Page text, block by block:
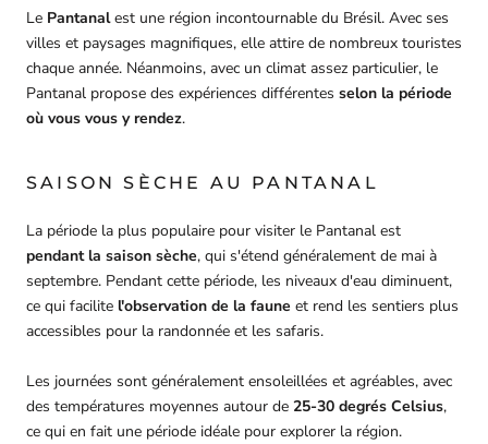
Le Pantanalest une région incontournable du Brésil. Avec ses
villes et paysages magnifiques, elle attire de nombreux touristes
chaque année. Néanmoins, avec un climat assez particulier, le
Pantanal propose des expériences différentes selon la période
où vous vous y rendez.
SAISON SÈCHE AU PANTANAL
La période la plus populaire pour visiter le Pantanal est
pendant la saison sèche, qui s'étend généralement de mai à
septembre. Pendant cette période, les niveaux d'eau diminuent,
ce qui facilite l'observation de la faune et rend les sentiers plus
accessibles pour la randonnée et les safaris.
Les journées sont généralement ensoleillées et agréables, avec
des températures moyennes autour de 25-30 degrés Celsius,
ce qui en fait une période idéale pour explorer la région.